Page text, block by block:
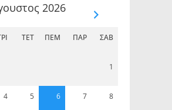
2026
ΤΕΤ ΠΈΜ ΠΑΡ ΣΆΒ
1
4 5 6 7 8